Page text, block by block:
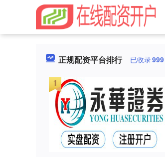
正规配资平台排行 已收录999